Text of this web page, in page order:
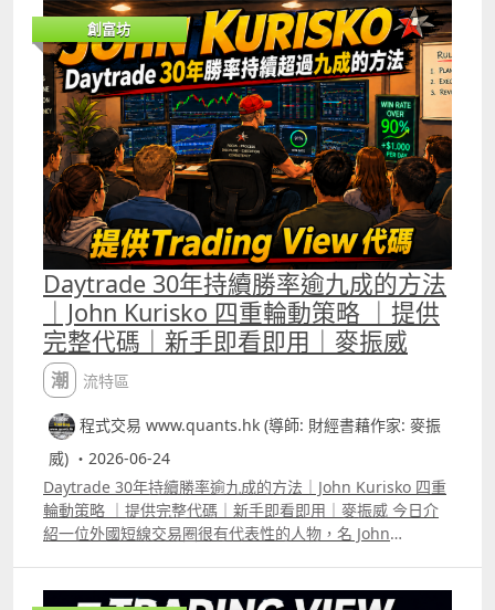
往往不是完全找不到趨勢，而是每一根K線都包含大量短期
波動，例如突然出現的大單、買賣差價變化、消息引起的一
分鐘急升急跌，以及市場在極短時間內大幅變動。 這些變化
未必代表真正趨勢改變，但普通技術指標會把所有價格變化
同樣納入計算，因而容易產生假突破、過早平倉或訊號反
覆。Kalman Filter的作用，就是在真實市場價格與隱藏的趨
勢價格之間作出動態估計，嘗試找出較接近市場實際方向的
價格軌跡。 Kalman Filter的核心原理可理解為「預測、比
較、修正」。算法首先根據上一個估計價格，預測目前的合
理價格；然後把預測值與最新市場價格比較，計算兩者之間
的誤差；最後根據市場數據的可信程度，決定應該接受多少
最新價格變化。這個調整比例稱為Kalman Gain。若算法認
為市場觀察值相對可靠，Kalman Gain便會較高，估計價格
會更快跟隨最新價格；若算法認為目前價格包含較多雜訊，
Kalman Gain便會降低，估計價格只會作出較小調整。 因
此，Kalman Filter不是像固定週期平均線一樣，每次按照相
同權重處理價格，而是會根據估計誤差與噪音設定，動態調
接的方法是用Kalman價格取代原本公式中的close。例如這
個Kalman RSI便會比普通的RSI更有效判斷市況變化。普通
的RSI升至50以上代表趨勢轉強，相反，若跌至50以下代表
趨勢轉弱，但很多時候在一個明顯趨勢中，RSI仍會在50附
近反覆上落，這讓使用者更難判斷趨勢。 此外，普通的RSI
升至70以上代表升勢十分之強，若跌至30以下代表跌勢十分
之強，但很多時候普通的RSI升至70或跌至30後又會很快逆
轉，這會讓使用者誤判走勢即將逆轉，但Kalman RSI 只要
創富坊
Daytrade 30年持續勝率逾九成的方法
｜John Kurisko 四重輪動策略 ｜提供
完整代碼｜新手即看即用｜麥振威
潮流特區
程式交易 www.quants.hk (導師: 財經書藉作家: 麥振
威) ・2026-06-24
Daytrade 30年持續勝率逾九成的方法｜John Kurisko 四重
輪動策略 ｜提供完整代碼｜新手即看即用｜麥振威 今日介
紹一位外國短線交易圈很有代表性的人物，名 John
勝率持續超過九成。 他強調自己每晚就只會等這個策略的入